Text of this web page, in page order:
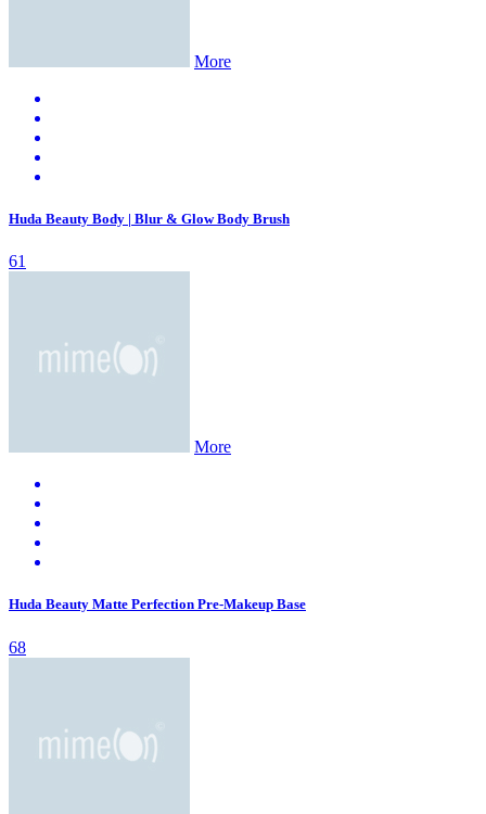
More
Huda Beauty Body | Blur & Glow Body Brush
61
More
Huda Beauty Matte Perfection Pre-Makeup Base
68